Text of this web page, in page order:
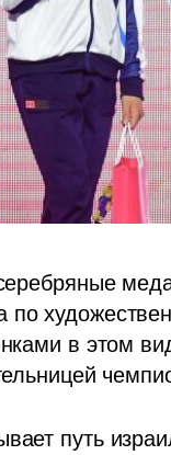
в этом
путь